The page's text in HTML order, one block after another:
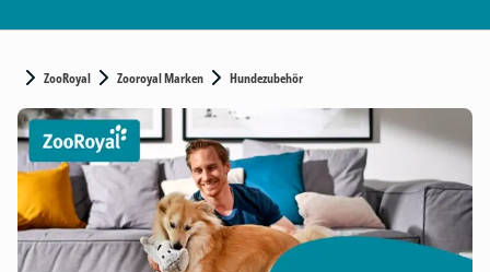
ZooRoyal Zooroyal Marken Hundezubehör